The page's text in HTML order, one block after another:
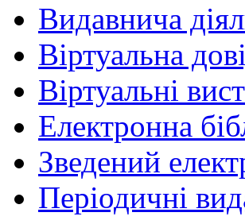
Видавнича
Віртуальна
Віртуальні
Електронна
Зведений
Періодичні